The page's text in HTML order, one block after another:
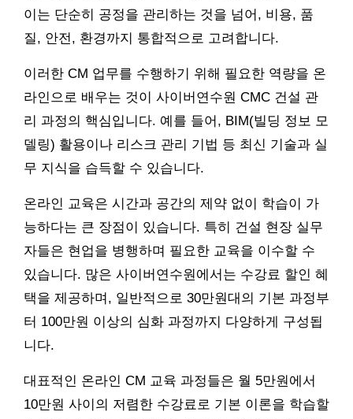
이는 단순히 공정을 관리하는 것을 넘어, 비용, 품
질, 안전, 환경까지 통합적으로 고려합니다.
이러한 CM 업무를 수행하기 위해 필요한 역량을 온
라인으로 배우는 것이 사이버연수원 CMC 건설 관
리 과정의 핵심입니다. 예를 들어, BIM(빌딩 정보 모
델링) 활용이나 리스크 관리 기법 등 최신 기술과 실
무 지식을 습득할 수 있습니다.
온라인 교육은 시간과 공간의 제약 없이 학습이 가
능하다는 큰 장점이 있습니다. 특히 건설 현장 실무
자들은 현업을 병행하며 필요한 교육을 이수할 수
있습니다. 많은 사이버연수원에서는 수강료 할인 혜
택을 제공하며, 일반적으로 30만원대의 기본 과정부
터 100만원 이상의 심화 과정까지 다양하게 구성됩
니다.
대표적인 온라인 CM 교육 과정들은 월 5만원에서
10만원 사이의 저렴한 수강료로 기본 이론을 학습할